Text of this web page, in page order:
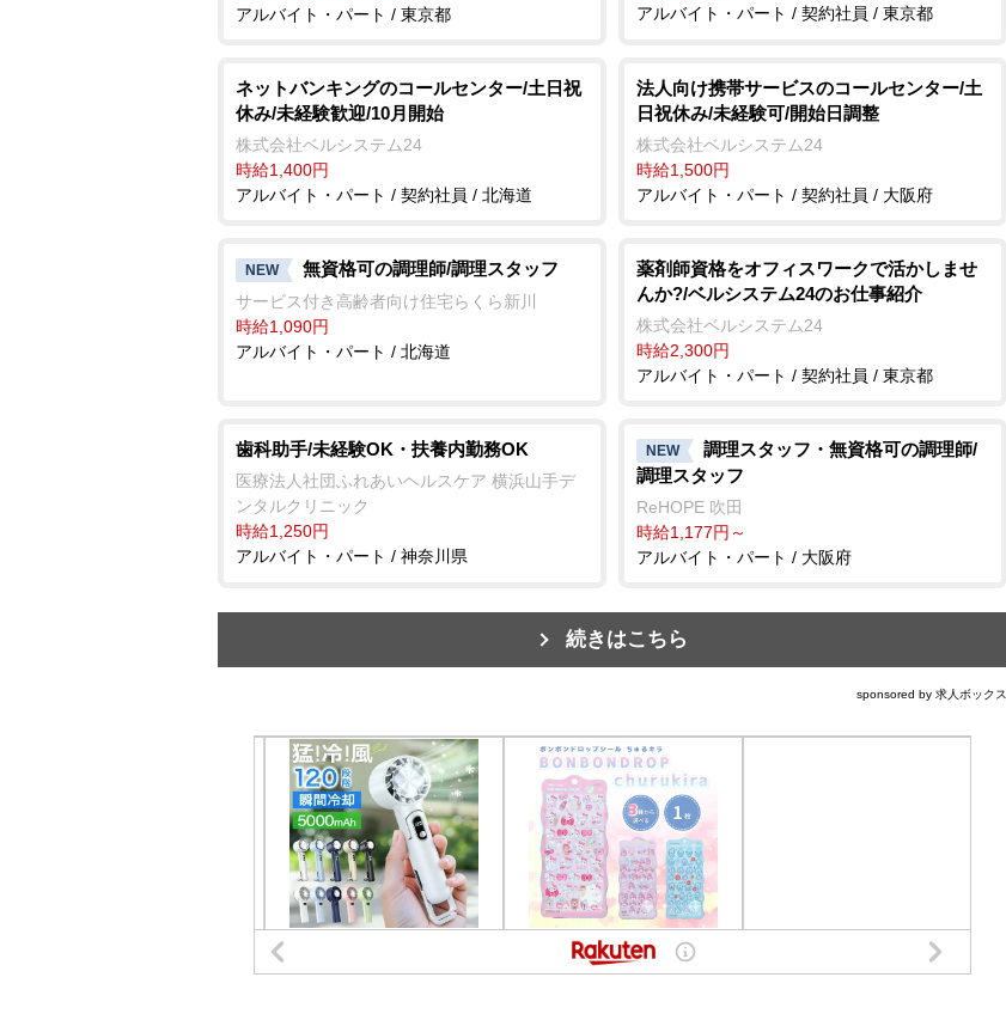
アルバイト・パート / 東京都
アルバイト・パート / 契約社員 / 東京都
ネットバンキングのコールセンター/土日祝
休み/未経験歓迎/10月開始
株式会社ベルシステム24
時給1,400円
アルバイト・パート / 契約社員 / 北海道
法人向け携帯サービスのコールセンター/土
日祝休み/未経験可/開始日調整
株式会社ベルシステム24
時給1,500円
アルバイト・パート / 契約社員 / 大阪府
NEW 無資格可の調理師/調理スタッフ
サービス付き高齢者向け住宅らくら新川
時給1,090円
アルバイト・パート / 北海道
薬剤師資格をオフィスワークで活かしませ
んか?/ベルシステム24のお仕事紹介
株式会社ベルシステム24
時給2,300円
アルバイト・パート / 契約社員 / 東京都
歯科助手/未経験OK・扶養内勤務OK
医療法人社団ふれあいヘルスケア 横浜山手デ
ンタルクリニック
時給1,250円
アルバイト・パート / 神奈川県
NEW
調理スタッフ・無資格可の調理師/
調理スタッフ
ReHOPE 吹田
時給1,177円～
アルバイト・パート / 大阪府
続きはこちら
sponsored by 求人ボックス